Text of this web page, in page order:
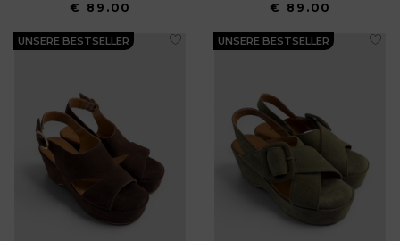
€ 89.00 € 89.00
UNSERE BESTSELLER UNSERE BESTSELLER